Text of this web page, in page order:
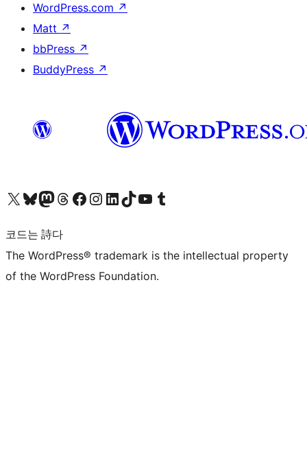
WordPress.com ↗
Matt ↗
bbPress ↗
BuddyPress ↗
X(이전 트위터) 계정 방문하기블루스카이 계정 방문하기마스토돈 계정 방문하기스레드 계정 방문하기 페이스북 페이지 방문하기인스타그램 계정 방문하기 LinkedIn 계정 방문하기틱톡 계정 방문하기유튜브 채널 방문하기 텀블러 계정 방문하기
코드는 詩다
The WordPress® trademark is the intellectual property
of the WordPress Foundation.